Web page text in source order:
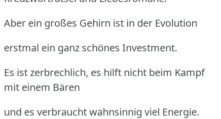
Aber ein großes Gehirn ist in der Evolution
erstmal ein ganz schönes Investment.
Es ist zerbrechlich, es hilft nicht beim Kampf
mit einem Bären
und es verbraucht wahnsinnig viel Energie.